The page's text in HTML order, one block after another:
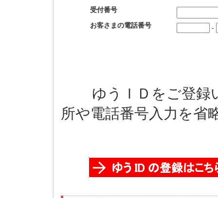
受付番号
お客さまの電話番号
-
ゆうＩＤをご登録
所や電話番号入力を省